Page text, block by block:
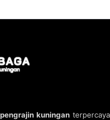
pengrajin kuninganterpercaya